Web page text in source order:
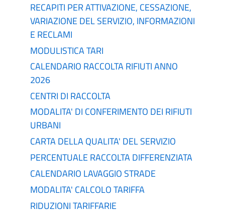
RECAPITI PER ATTIVAZIONE, CESSAZIONE,
VARIAZIONE DEL SERVIZIO, INFORMAZIONI
E RECLAMI
MODULISTICA TARI
CALENDARIO RACCOLTA RIFIUTI ANNO
2026
CENTRI DI RACCOLTA
MODALITA' DI CONFERIMENTO DEI RIFIUTI
URBANI
CARTA DELLA QUALITA' DEL SERVIZIO
PERCENTUALE RACCOLTA DIFFERENZIATA
CALENDARIO LAVAGGIO STRADE
MODALITA' CALCOLO TARIFFA
RIDUZIONI TARIFFARIE